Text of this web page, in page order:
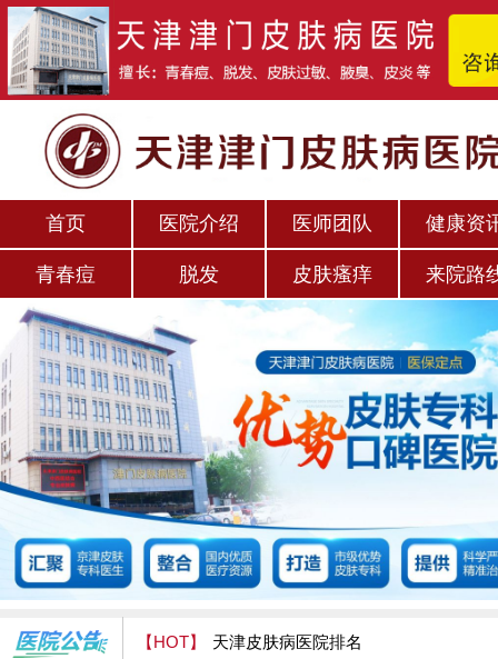
首页 医院介绍 医师团队 健康资
青春痘 脱发 皮肤瘙痒 来院路
【HOT】 天津皮肤病医院排名